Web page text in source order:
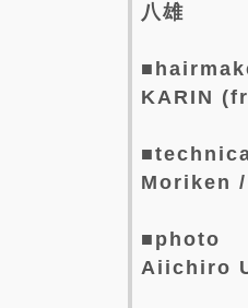
八雄
KARIN
Moriken /
■photo
Aiichiro